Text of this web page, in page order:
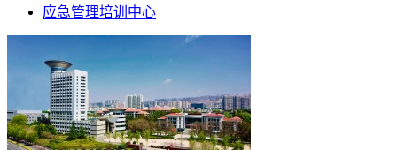
应急管理培训中心